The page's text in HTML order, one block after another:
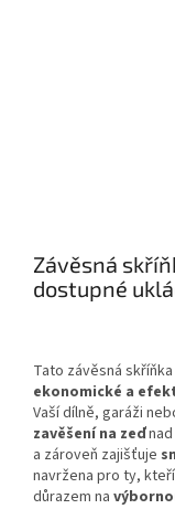
Závěsná
dostupné
Tato závěsná skříňka
ekonomické a
Vaší dílně, garáži
zavěšení na zeďnad
a zároveň zajišťuje
navržena pro ty,
důrazem na